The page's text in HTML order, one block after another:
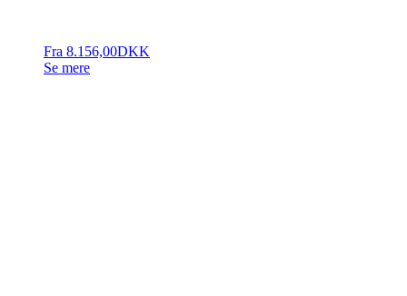
Fra 8.156,00DKK
Se mere